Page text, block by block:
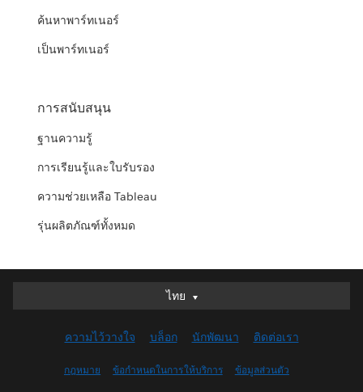
ค้นหาพาร์ทเนอร์
เป็นพาร์ทเนอร์
การสนับสนุน
ฐานความรู้
การเรียนรู้และใบรับรอง
ความช่วยเหลือ Tableau
รุ่นผลิตภัณฑ์ทั้งหมด
ไทย
ไทย
English (UK)
English (US)
ความไว้วางใจ บล็อก นักพัฒนา ติดต่อเรา
กฎหมาย ข้อกำหนดในการให้บริการ ข้อมูลส่วนตัว